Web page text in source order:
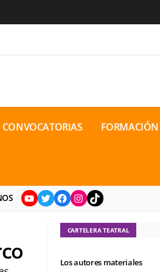
CONVOCATORIAS FORMACIÓN
YouTube
TwitterFacebook
Instagram
TikTok
CARTELERA TEATRAL
Los autores materiales